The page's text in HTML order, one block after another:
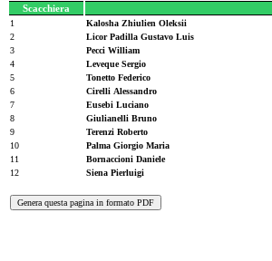
Scacchiera
1
Kalosha Zhiulien Oleksii
2
Licor Padilla Gustavo Luis
3
Pecci William
4
Leveque Sergio
5
Tonetto Federico
6
Cirelli Alessandro
7
Eusebi Luciano
8
Giulianelli Bruno
9
Terenzi Roberto
10
Palma Giorgio Maria
11
Bornaccioni Daniele
12
Siena Pierluigi